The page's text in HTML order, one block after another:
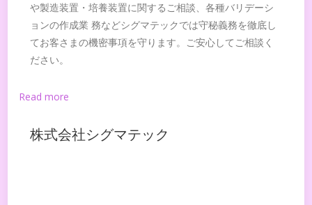
や製造装置・培養装置に関するご相談、各種バリデーシ
ョンの作成業 務などシグマテックでは守秘義務を徹底し
てお客さまの機密事項を守ります。ご安心してご相談く
ださい。
Read more
株式会社シグマテック